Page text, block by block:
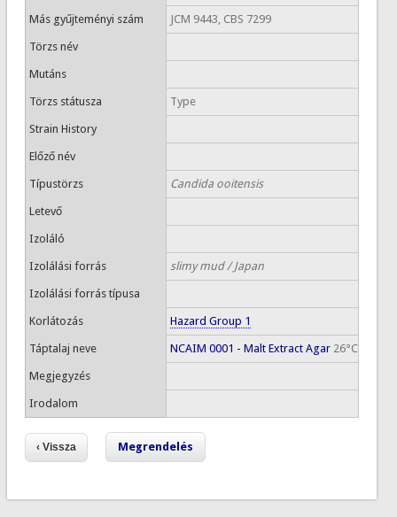
Más gyűjteményi szám JCM 9443, CBS 7299
Törzs név
Mutáns
Törzs státusza Type
Strain History
Előző név
Típustörzs Candida ooitensis
Letevő
Izoláló
Izolálási forrás slimy mud / Japan
Izolálási forrás típusa
Korlátozás Hazard Group 1
Táptalaj neve NCAIM 0001 - Malt Extract Agar26°C
Megjegyzés
Irodalom
Megrendelés